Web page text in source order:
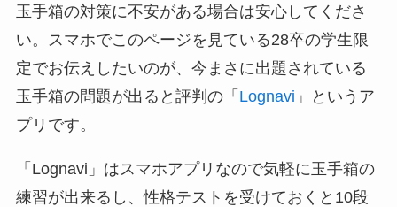
玉手箱の対策に不安がある場合は安心してくださ
い。スマホでこのページを見ている28卒の学生限
定でお伝えしたいのが、今まさに出題されている
玉手箱の問題が出ると評判の「 Lognavi 」というア
プリです。
「Lognavi」はスマホアプリなので気軽に玉手箱の
練習が出来るし、性格テストを受けておくと10段